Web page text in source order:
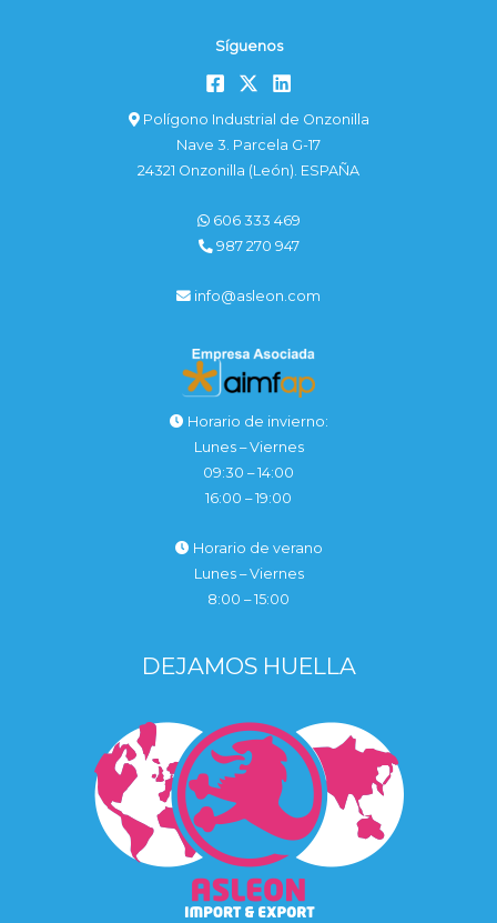
Síguenos
Polígono Industrial de Onzonilla
Nave 3. Parcela G-17
24321 Onzonilla (León). ESPAÑA
606 333 469
987 270 947
info@asleon.com
Horario de invierno:
Lunes – Viernes
09:30 – 14:00
16:00 – 19:00
Horario de verano
Lunes – Viernes
8:00 – 15:00
DEJAMOS HUELLA